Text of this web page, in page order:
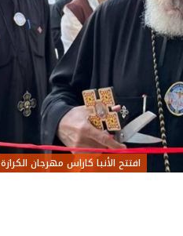
افتتح الأنبا كاراس مهرجان الكرازة 2026 بإيبارشية مطروح